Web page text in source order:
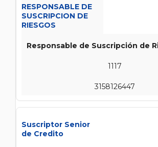
RESPONSABLE DE
SUSCRIPCION DE
RIESGOS
Responsable de Suscripción de
1117
3158126447
Suscriptor Senior
de Credito